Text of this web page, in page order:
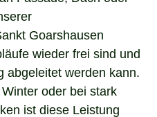
Goarshausen
wieder frei sind und
abgeleitet werden kann.
oder bei stark
ist diese Leistung